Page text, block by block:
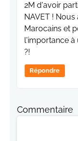
2M d'avoir
NAVET !
Marocains et
l'importance à
?!
Répondre
Commentaire